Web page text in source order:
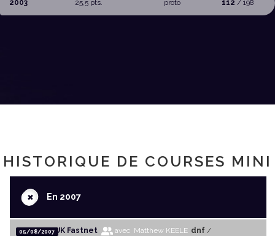
2003 25,5 pts. proto 112 / 198
HISTORIQUE DE COURSES MINI
+En 2007
05/08/2007UK Fastnet
avec Matthew KEELE dnf/